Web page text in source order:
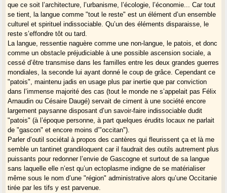
que ce soit l’architecture, l’urbanisme, l’écologie, l’économie... Car tout
se tient, la langue comme "tout le reste" est un élément d’un ensemble
culturel et spirituel indissociable. Qu’un des éléments disparaisse, le
reste s’effondre tôt ou tard.
La langue, ressentie naguère comme une non-langue, le patois, et donc
comme un obstacle préjudiciable à une possible ascension sociale, a
cessé d’être transmise dans les familles entre les deux grandes guerres
mondiales, la seconde lui ayant donné le coup de grâce. Cependant ce
"patois", maintenu jadis en usage plus par inertie que par conviction
dans l’immense majorité des cas (tout le monde ne s’appelait pas Félix
Arnaudin ou Césaire Daugé) servait de ciment à une société encore
largement paysanne disposant d’un savoir-faire indissociable dudit
"patois" (à l’époque personne, à part quelques érudits locaux ne parlait
de "gascon" et encore moins d’"occitan").
Parler d’outil sociétal à propos des cantères qui fleurissent ça et là me
semble un tantinet grandiloquent car il faudrait des outils autrement plus
puissants pour redonner l’envie de Gascogne et surtout de sa langue
sans laquelle elle n’est qu’un ectoplasme indigne de se matérialiser
même sous le nom d’une "région" administrative alors qu’une Occitanie
tirée par les tifs y est parvenue.